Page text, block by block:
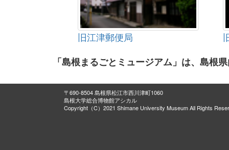
旧江津郵便局
「島根まるごとミュージアム」は、島根
〒690-8504 島根県松江市西川津町1060
島根大学総合博物館アシカル
Copyright（C）2021 Shimane University Museum All Rights